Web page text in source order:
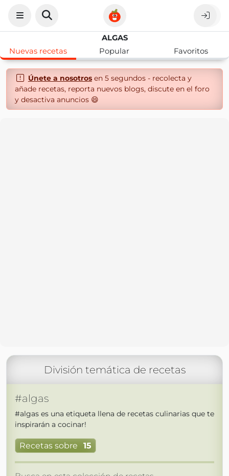
ALGAS
Nuevas recetas
Popular Favoritos
Únete a nosotrosen 5 segundos - recolecta y
añade recetas, reporta nuevos blogs, discute en el foro
y desactiva anuncios 😄
División temática de recetas
#algas
#algas es una etiqueta llena de recetas culinarias que te
inspirarán a cocinar!
Recetas sobre 15